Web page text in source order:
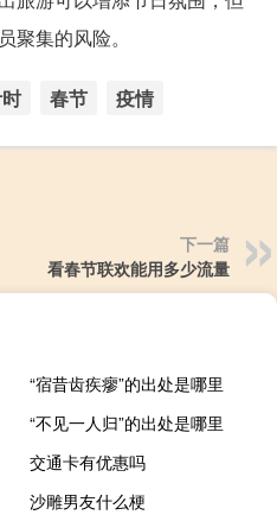
聚集的风险。
春节 疫情
下一篇
看春节联欢能用多少流量
“宿昔齿疾瘳”的出处是哪里
“不见一人归”的出处是哪里
交通卡有优惠吗
沙雕男友什么梗